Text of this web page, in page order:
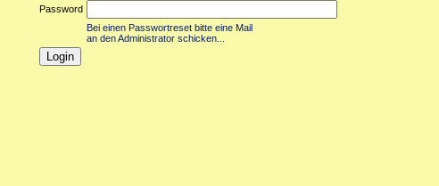
Password
Bei einen Passwortreset bitte eine Mail
an den Administrator schicken...